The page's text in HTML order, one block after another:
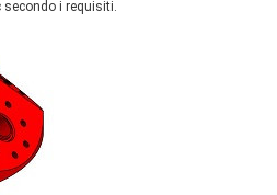
secondo i requisiti.